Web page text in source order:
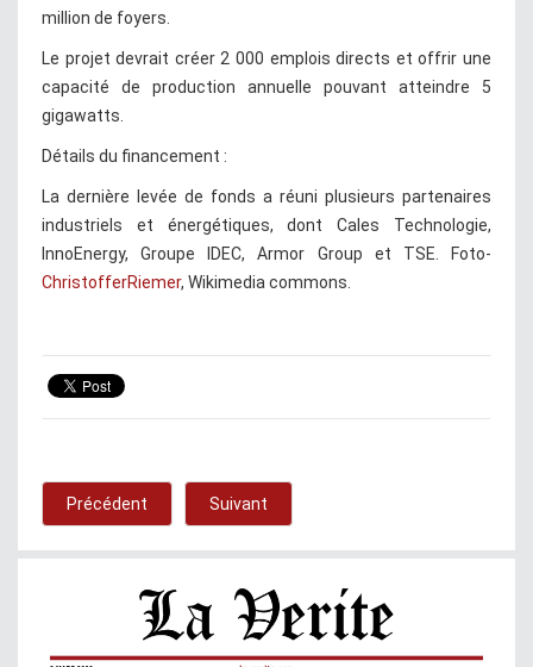
million de foyers.
Le projet devrait créer 2 000 emplois directs et offrir une
capacité de production annuelle pouvant atteindre 5
gigawatts.
Détails du financement :
La dernière levée de fonds a réuni plusieurs partenaires
industriels et énergétiques, dont Cales Technologie,
InnoEnergy, Groupe IDEC, Armor Group et TSE. Foto-
ChristofferRiemer, Wikimedia commons.
Précédent Suivant